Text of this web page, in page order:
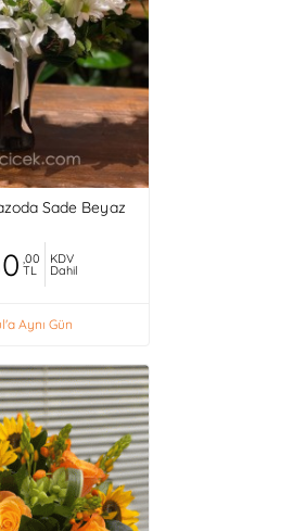
Sade Beyaz
,00
TL
KDV
Dahil
Aynı Gün